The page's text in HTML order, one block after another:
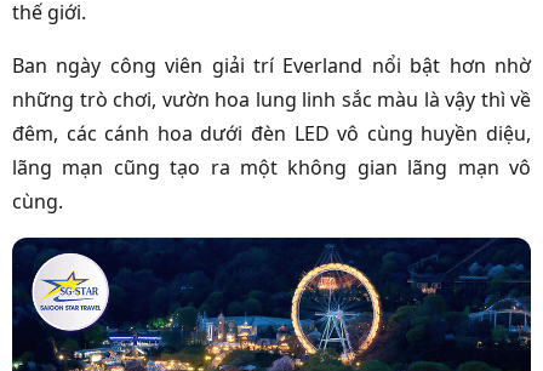
thế giới.
Ban ngày công viên giải trí Everland nổi bật hơn nhờ
những trò chơi, vườn hoa lung linh sắc màu là vậy thì về
đêm, các cánh hoa dưới đèn LED vô cùng huyền diệu,
lãng mạn cũng tạo ra một không gian lãng mạn vô
cùng.